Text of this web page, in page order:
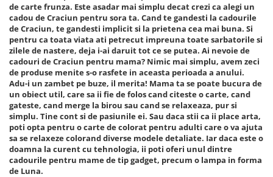
de carte frunza. Este asadar mai simplu decat crezi ca alegi un
cadou de Craciun pentru sora ta. Cand te gandesti la cadourile
de Craciun, te gandesti implicit si la prietena cea mai buna. Si
pentru ca toata viata ati petrecut impreuna toate sarbatorile si
zilele de nastere, deja i-ai daruit tot ce se putea. Ai nevoie de
cadouri de Craciun pentru mama? Nimic mai simplu, avem zeci
de produse menite s-o rasfete in aceasta perioada a anului.
Adu-i un zambet pe buze, il merita! Mama ta se poate bucura de
un obiect util, care sa ii fie de folos cand citeste o carte, cand
gateste, cand merge la birou sau cand se relaxeaza, pur si
simplu. Tine cont si de pasiunile ei. Sau daca stii ca ii place arta,
poti opta pentru o carte de colorat pentru adulti care o va ajuta
sa se relaxeze colorand diverse modele detaliate. Iar daca este o
doamna la curent cu tehnologia, ii poti oferi unul dintre
cadourile pentru mame de tip gadget, precum o lampa in forma
de Luna.